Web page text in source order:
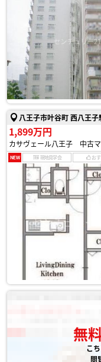
八王子市叶谷町 西八王
1,899万円
カサヴェール八王子 中古
NEW 現地見学会 お
無
こ
閲